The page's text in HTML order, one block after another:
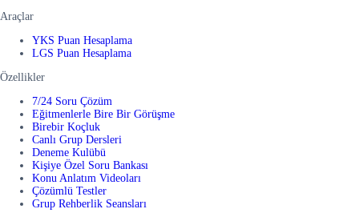
Araçlar
YKS Puan Hesaplama
LGS Puan Hesaplama
Özellikler
7/24 Soru Çözüm
Eğitmenlerle Bire Bir Görüşme
Birebir Koçluk
Canlı Grup Dersleri
Deneme Kulübü
Kişiye Özel Soru Bankası
Konu Anlatım Videoları
Çözümlü Testler
Grup Rehberlik Seansları